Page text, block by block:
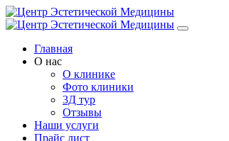
Главная
О нас
О клинике
Фото клиники
3Д тур
Отзывы
Наши услуги
Прайс лист